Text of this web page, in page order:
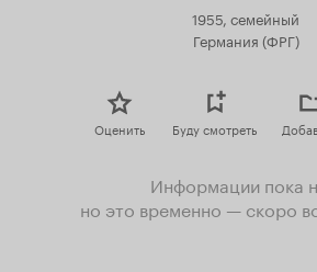
1955, семейный
Германия (ФРГ)
Оценить Буду смотреть
Информации пока
но это временно — скоро